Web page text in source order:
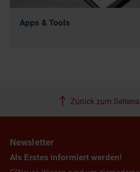
Apps & Tools
Zurück zum
Newsletter
Als Erstes informiert werden!